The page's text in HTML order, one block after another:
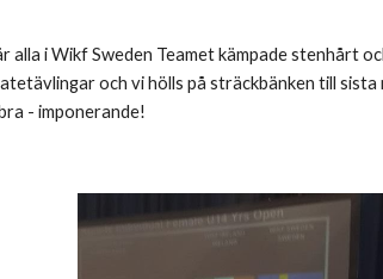
alla i Wikf Sweden Teamet kämpade
och vi hölls på sträckbänken till
- imponerande!